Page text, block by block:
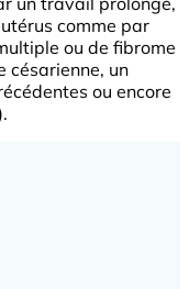
comme par
ou de fibrome
césarienne, un
ou encore